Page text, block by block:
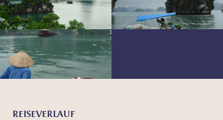
REISEVERLAUF